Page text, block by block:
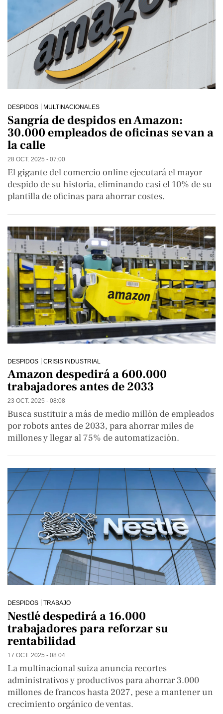
DESPIDOS MULTINACIONALES
Sangría de despidos en Amazon:
30.000 empleados de oficinas se van a
la calle
28 OCT. 2025 - 07:00
El gigante del comercio online ejecutará el mayor
despido de su historia, eliminando casi el 10% de su
plantilla de oficinas para ahorrar costes.
DESPIDOS CRISIS INDUSTRIAL
Amazon despedirá a 600.000
trabajadores antes de 2033
23 OCT. 2025 - 08:08
Busca sustituir a más de medio millón de empleados
por robots antes de 2033, para ahorrar miles de
millones y llegar al 75% de automatización.
DESPIDOS TRABAJO
Nestlé despedirá a 16.000
trabajadores para reforzar su
rentabilidad
17 OCT. 2025 - 08:04
La multinacional suiza anuncia recortes
administrativos y productivos para ahorrar 3.000
millones de francos hasta 2027, pese a mantener un
crecimiento orgánico de ventas.